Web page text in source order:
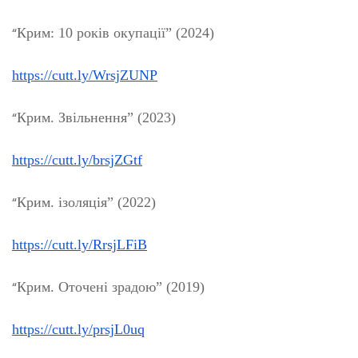
“Крим: 10 років окупації” (2024)
https://cutt.ly/WrsjZUNP
“Крим. Звільнення” (2023)
https://cutt.ly/brsjZGtf
“Крим. ізоляція” (2022)
https://cutt.ly/RrsjLFiB
“Крим. Оточені зрадою” (2019)
https://cutt.ly/prsjL0uq